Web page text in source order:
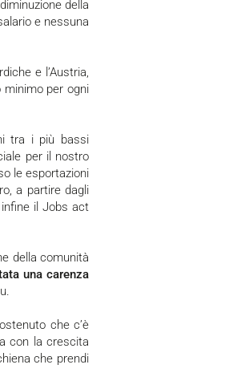
e nessuna
e l’Austria,
per ogni
per il nostro
le esportazioni
a partire dagli
il Jobs act
una carenza
che c’è
con la crescita
che prendi